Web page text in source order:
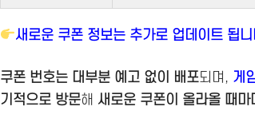
새로운 쿠폰 정보는 추가로 업데이트 됩니
쿠폰 번호는 대부분 예고 없이 배포되며, 게
기적으로 방문해 새로운 쿠폰이 올라올 때마